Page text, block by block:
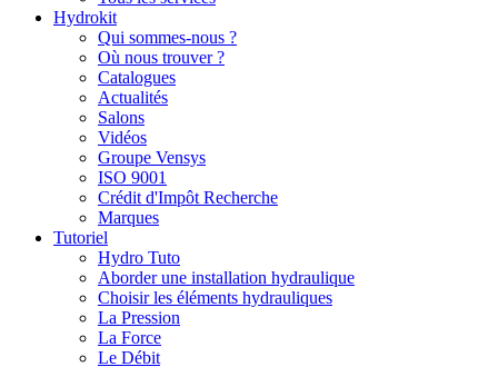
Hydrokit
Qui sommes-nous ?
Où nous trouver ?
Catalogues
Actualités
Salons
Vidéos
Groupe Vensys
ISO 9001
Crédit d'Impôt Recherche
Marques
Tutoriel
Hydro Tuto
Aborder une installation hydraulique
Choisir les éléments hydrauliques
La Pression
La Force
Le Débit